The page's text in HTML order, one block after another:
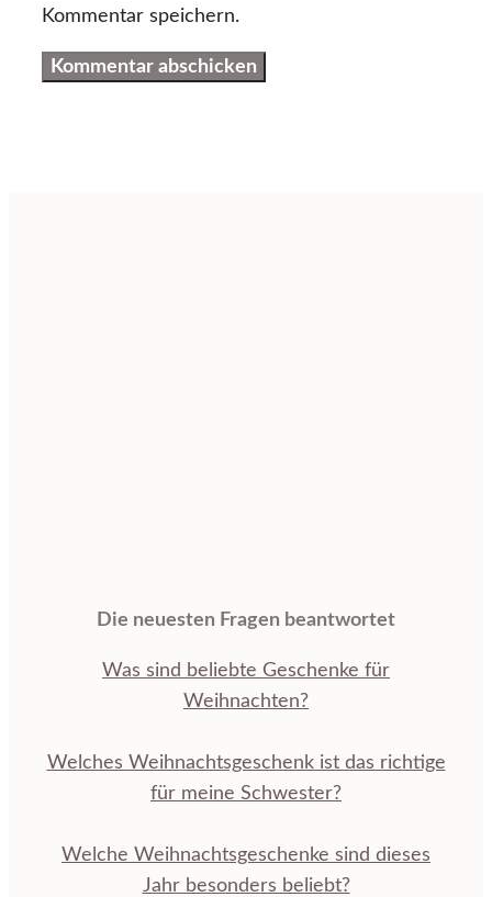
Kommentar speichern.
Die neuesten Fragen beantwortet
Was sind beliebte Geschenke für
Weihnachten?
Welches Weihnachtsgeschenk ist das richtige
für meine Schwester?
Welche Weihnachtsgeschenke sind dieses
Jahr besonders beliebt?